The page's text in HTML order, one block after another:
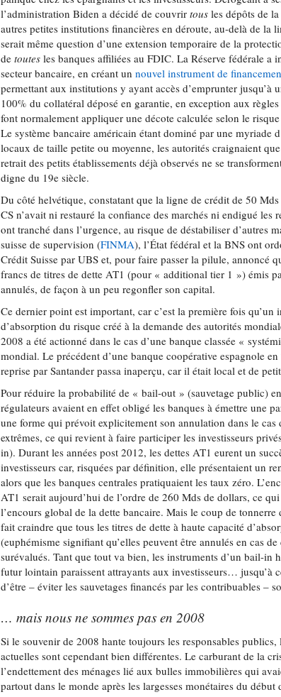
l’administration Biden a décidé de couvrirtous les dépôts de
autres petites institutions financières en déroute, au-delà de la
serait même question d’une extension temporaire de la
detoutes les banques affiliées au FDIC. La Réserve fédérale a
secteur bancaire, en créant unnouvel instrument de
permettant aux institutions y ayant accès d’emprunter jusqu’à
100% du collatéral déposé en garantie, en exception aux
font normalement appliquer une décote calculée selon le
Le système bancaire américain étant dominé par une myriade
locaux de taille petite ou moyenne, les autorités craignaient
retrait des petits établissements déjà observés ne se
digne du 19e siècle.
Du côté helvétique, constatant que la ligne de crédit de 50
CS n’avait ni restauré la confiance des marchés ni endigué les
ont tranché dans l’urgence, au risque de déstabiliser d’autres
suisse de supervision (FINMA), l’État fédéral et la BNS ont
Crédit Suisse par UBS et, pour faire passer la pilule, annoncé
francs de titres de dette AT1 (pour « additional tier 1 ») émis
annulés, de façon à un peu regonfler son capital.
Ce dernier point est important, car c’est la première fois qu’un
d’absorption du risque créé à la demande des autorités
2008 a été actionné dans le cas d’une banque classée «
mondial. Le précédent d’une banque coopérative espagnole
reprise par Santander passa inaperçu, car il était local et de
Pour réduire la probabilité de « bail-out » (sauvetage public)
régulateurs avaient en effet obligé les banques à émettre une
une forme qui prévoit explicitement son annulation dans le cas
extrêmes, ce qui revient à faire participer les investisseurs
in). Durant les années post 2012, les dettes AT1 eurent un
investisseurs car, risquées par définition, elle présentaient un
alors que les banques centrales pratiquaient les taux zéro.
AT1 serait aujourd’hui de l’ordre de 260 Mds de dollars, ce
l’encours global de la dette bancaire. Mais le coup de tonnerre
fait craindre que tous les titres de dette à haute capacité
(euphémisme signifiant qu’elles peuvent être annulés en cas
surévalués. Tant que tout va bien, les instruments d’un bail-in
futur lointain paraissent attrayants aux investisseurs… jusqu’à
d’être – éviter les sauvetages financés par les contribuables –
… mais nous ne sommes pas en 2008
Si le souvenir de 2008 hante toujours les responsables publics,
actuelles sont cependant bien différentes. Le carburant de la
l’endettement des ménages lié aux bulles immobilières qui
partout dans le monde après les largesses monétaires du début